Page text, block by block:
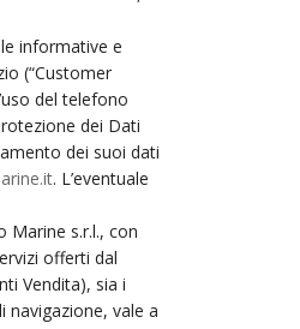
informative e
(“Customer
del telefono
dei Dati
dei suoi dati
. L’eventuale
Marine s.r.l., con
offerti dal
Vendita), sia i
vale a